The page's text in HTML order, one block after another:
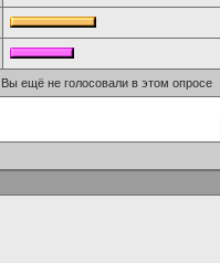
. Вы ещё не голосовали в этом опросе